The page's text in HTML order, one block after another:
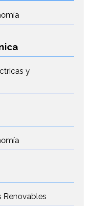
y
Renovables